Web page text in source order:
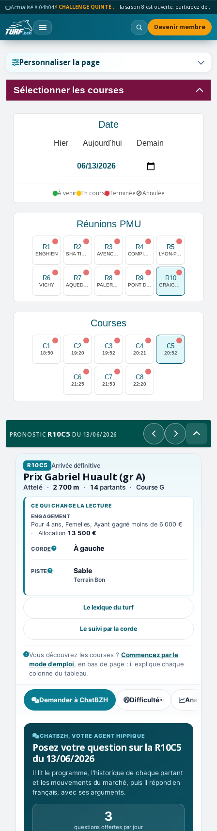
Actualisé à 04h04⚡ CHALLENGE QUINTÉ : la saison 8 est ouverte, participez dès maintenant !
Devenir membre
Personnaliser la page
Sélectionner les courses
Date
Hier Aujourd'hui Demain
À venir En cours Terminée🚫Annulée
Réunions PMU
R1
ENGHIEN
R2 R3 R4 R5
R6
VICHY
R7 R8 R9 R10
Courses
C1
18:50
C2
19:20
C3
19:52
C4
20:21
C5
20:52
C6
21:25
C7
21:53
C8
22:20
PRONOSTIC R10C5 DU 13/06/2026 PrécédentSuivant
R10C5 Arrivée définitive
Prix Gabriel Huault (gr A)
Attelé 2 700 m 14partants Course G
CE QUI CHANGE LA LECTURE
ENGAGEMENT
Pour 4 ans, Femelles, Ayant gagné moins de 6 000 €
Allocation 13 500 €
CORDE
, VOIR LA DÉFINITION
À gauche
PISTE
, VOIR LA DÉFINITION
Sable
Terrain Bon
Le lexique du turf
Le suivi par la corde
Vous découvrez les courses ? Commencez par le
mode d'emploi, en bas de page : il explique chaque
colonne du tableau.
Demander à ChatBZH Difficulté
, tendance des parieurs :
Analyse
CHATBZH, VOTRE AGENT HIPPIQUE
Posez votre question sur la R10C5
du 13/06/2026
Il lit le programme, l'historique de chaque partant
et les mouvements du marché, puis il répond en
français, avec ses arguments.
3
questions offertes par jour
Réinitialiser l'affichage ?
Réinitialiser